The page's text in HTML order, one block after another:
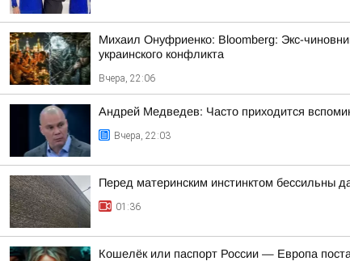
Михаил Онуфриенко: Bloomberg: Экс-
украинского конфликта
Вчера, 22:06
Андрей Медведев: Часто приходится
Вчера, 22:03
Перед материнским инстинктом бессильны
01:36
Кошелёк или паспорт России — Европа